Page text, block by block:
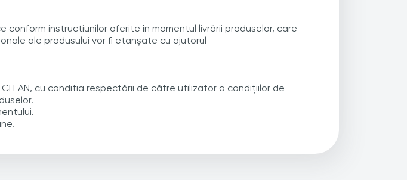
conform instrucțiunilor oferite în momentul livrării produselor, care
ale produsului vor fi etanșate cu ajutorul
cu condiția respectării de către utilizator a condițiilor de